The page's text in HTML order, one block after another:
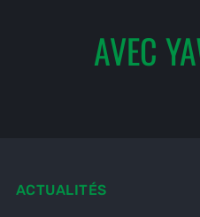
AVEC
ACTUALITÉS